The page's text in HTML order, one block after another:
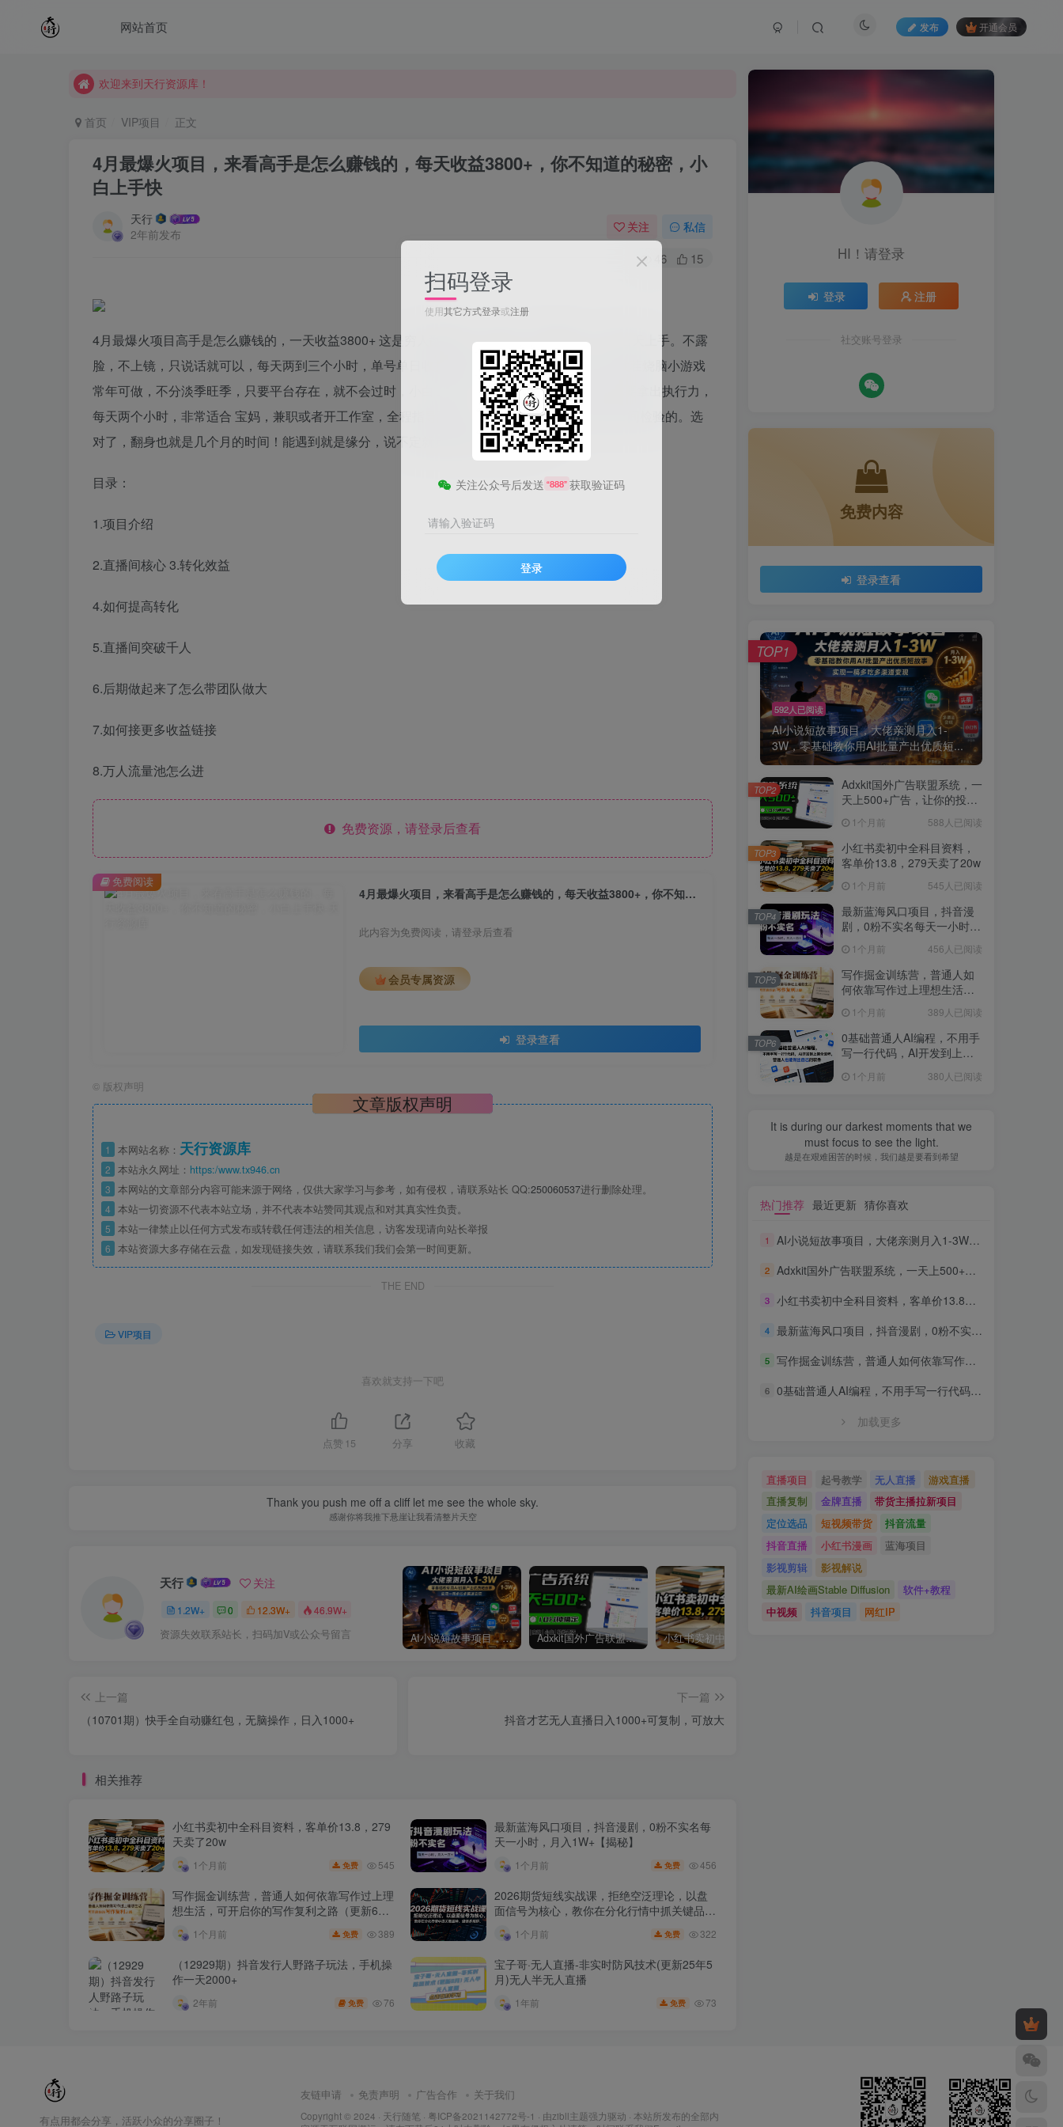
网站首页 发布 开通会员
欢迎来到天行资源库！
欢迎来到天行资源库！
首页 VIP项目 正文
4月最爆火项目，来看高手是怎么赚钱的，每天收益3800+，你不知道的秘密，小
白上手快
天行
2年前发布
关注 私信
46 15
4月最爆火项目高手是怎么赚钱的，一天收益3800+ 这是穷人翻盘的一个项目，非常稳定，小白当天上手。不露
脸，不上镜，只说话就可以，每天两到三个小时，单号单日收益最少3800+以上，月收益12W+找茬烧脑小游戏
常年可做，不分淡季旺季，只要平台存在，就不会过时，小白上手快，没有什么门槛，主要是你要拿出执行力，
每天两个小时，非常适合 宝妈，兼职或者开工作室，全程指导到变现。一个好的项目是经得起时间检验的。选
对了，翻身也就是几个月的时间！能遇到就是缘分，说不定就是改变自己的机会！！！
目录：
1.项目介绍
2.直播间核心 3.转化效益
4.如何提高转化
5.直播间突破千人
6.后期做起来了怎么带团队做大
7.如何接更多收益链接
8.万人流量池怎么进
免费资源，请登录后查看
4月最爆火项目，来看高手是怎么赚钱的，每天收益3800+，你不知道的秘密，小白上手快
此内容为免费阅读，请登录后查看
会员专属资源
登录查看
免费阅读
© 版权声明
文章版权声明
1 本网站名称： 天行资源库
2 本站永久网址： https:/www.tx946.cn
3 本网站的文章部分内容可能来源于网络，仅供大家学习与参考，如有侵权，请联系站长 QQ:250060537进行删除处理。
4 本站一切资源不代表本站立场，并不代表本站赞同其观点和对其真实性负责。
5 本站一律禁止以任何方式发布或转载任何违法的相关信息，访客发现请向站长举报
6 本站资源大多存储在云盘，如发现链接失效，请联系我们我们会第一时间更新。
THE END
VIP项目
喜欢就支持一下吧
点赞 15 分享 收藏
Thank you push me off a cliff let me see the whole sky.
感谢你将我推下悬崖让我看清整片天空
天行 关注
1.2W+ 0 12.3W+ 46.9W+
资源失效联系站长，扫码加V或公众号留言 AI小说短故事项目，大佬亲测月入1-3W，零基础教你用AI批量产出优质短故事，实现一稿多吃多渠道变现 Adxkit国外广告联盟系统，一天上500+广告，让你的投放更加高效简单！
上一篇
（10701期）快手全自动赚红包，无脑操作，日入1000+
下一篇
抖音才艺无人直播日入1000+可复制，可放大
相关推荐
小红书卖初中全科目资料，客单价13.8，279
天卖了20w
1个月前 免费 545
最新蓝海风口项目，抖音漫剧，0粉不实名每
天一小时，月入1W+【揭秘】
1个月前 免费 456
写作掘金训练营，普通人如何依靠写作过上理
想生活，可开启你的写作复利之路（更新6
月）
1个月前 免费 389
2026期货短线实战课，拒绝空泛理论，以盘
面信号为核心，教你在分化行情中抓关键品
种、避诱多陷阱
1个月前 免费 322
（12929期）抖音发行人野路子玩法，手机操
作一天2000+
2年前 免费 76
宝子哥·无人直播-非实时防风技术(更新25年5
月)无人半无人直播
1年前 免费 73
HI！请登录
登录 注册
社交账号登录
免费内容
登录查看
592人已阅读
AI小说短故事项目，大佬亲测月入1-
3W，零基础教你用AI批量产出优质短...
TOP1
Adxkit国外广告联盟系统，一
天上500+广告，让你的投放
1个月前 588人已阅读
TOP2
小红书卖初中全科目资料，
客单价13.8，279天卖了20w
1个月前 545人已阅读
TOP3
最新蓝海风口项目，抖音漫
剧，0粉不实名每天一小时，
1个月前 456人已阅读
TOP4
写作掘金训练营，普通人如
何依靠写作过上理想生活，
（更新6月）
1个月前 389人已阅读
TOP5
0基础普通人AI编程，不用手
写一行代码，AI开发到上架
己的软件
1个月前 380人已阅读
TOP6
It is during our darkest moments that we
must focus to see the light.
越是在艰难困苦的时候，我们越是要看到希望
热门推荐 最近更新 猜你喜欢
1 AI小说短故事项目，大佬亲测月入1-3W，零基础教你用AI批量产出优质短故事，实现一稿多吃多渠道变现
2 Adxkit国外广告联盟系统，一天上500+广告，让你的投放更加高效简单！
3 小红书卖初中全科目资料，客单价13.8，279天卖了20w
4 最新蓝海风口项目，抖音漫剧，0粉不实名每天一小时，月入1W+【揭秘】
5 写作掘金训练营，普通人如何依靠写作过上理想生活，可开启你的写作复利之路（更新6月）
6 0基础普通人AI编程，不用手写一行代码，AI开发到上架全流程，普通人也能做出自己的软件
加载更多
直播项目 起号教学 无人直播
游戏直播
直播复制
金牌直播
带货主播拉新项目
定位选品
短视频带货
抖音流量
抖音直播
小红书漫画
蓝海项目
影视剪辑
影视解说
最新AI绘画Stable Diffusion
软件+教程
中视频
抖音项目 网红IP
有点用都会分享，活跃小众的分享圈子！
友链申请 免责声明 广告合作 关于我们
Copyright © 2024 · 天行随笔 · 粤ICP备2021142772号-1 · 由zibll主题强力驱动 · 本站所发布的全部内
扫码登录
使用其它方式登录或注册
关注公众号后发送 “888” 获取验证码
请输入验证码
登录